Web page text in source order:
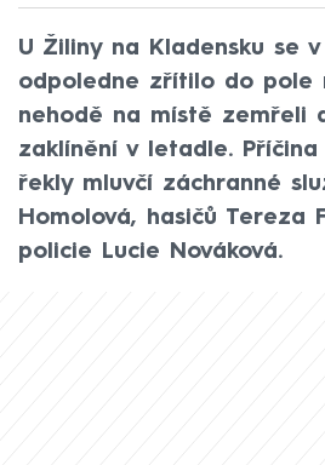
U Žiliny na Kladensku se
odpoledne zřítilo do pole
nehodě na místě zemřeli
zaklínění v letadle.
řekly mluvčí záchranné
Homolová, hasičů Tereza
policie Lucie Nováková.